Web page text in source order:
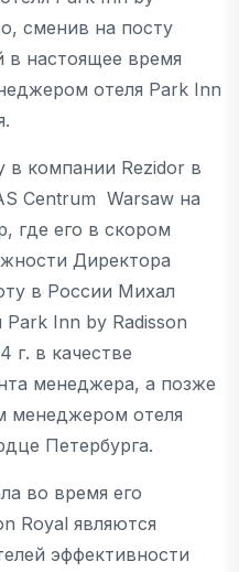
сменив на посту
настоящее время
отеля Park Inn
в компании Rezidor в
Centrum Warsaw на
где его в скором
Директора
в России Михал
Park Inn by Radisson
г. в качестве
менеджера, а позже
менеджером отеля
Петербурга.
во время его
Royal являются
эффективности